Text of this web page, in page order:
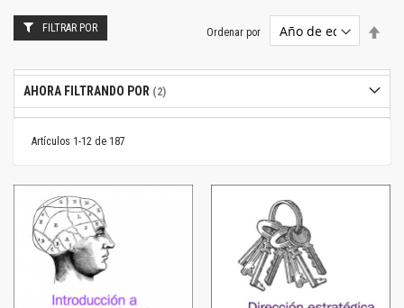
Artículos 1-12 de 187
Ordenar por
FILTRAR POR
AHORA FILTRANDO POR